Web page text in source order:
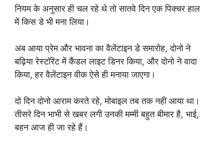
नियम के अनुसार ही चल रहे थे तो सातवे दिन एक पिक्चर हाल
में किस डे भी मना लिया।
अब आया प्रेम और भावना का वैलेंटाइन डे समारोह, दोनो ने
बढ़िया रेस्टॉरेंट में कैंडल लाइट डिनर किया, और दोनो ने वादा
किया, हर वैलेंटाइन वीक ऐसे ही मनाया जाएगा।
दो दिन दोनो आराम करते रहे, मोबाइल तब तक नही आया था।
तीसरे दिन भाभी से खबर लगी उनकी मम्मी बहुत बीमार है, भाई,
बहन आज ही जा रहे हैं।